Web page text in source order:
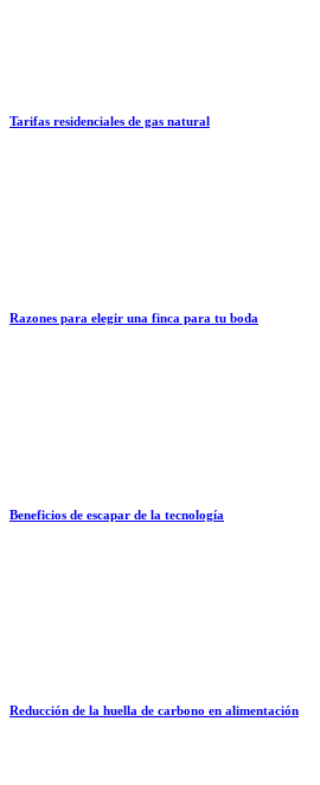
Tarifas residenciales de gas natural
Razones para elegir una finca para tu boda
Beneficios de escapar de la tecnología
Reducción de la huella de carbono en alimentación